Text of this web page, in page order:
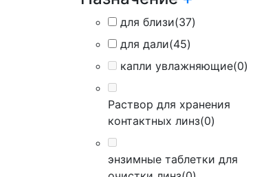
для близи(37)
для дали(45)
капли увлажняющие(0)
Раствор для хранения
контактных линз(0)
энзимные таблетки для